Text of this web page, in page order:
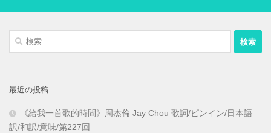
検
索:
最近の投稿
《給我一首歌的時間》周杰倫 Jay Chou 歌詞/ピンイン/日本語
訳/和訳/意味/第227回